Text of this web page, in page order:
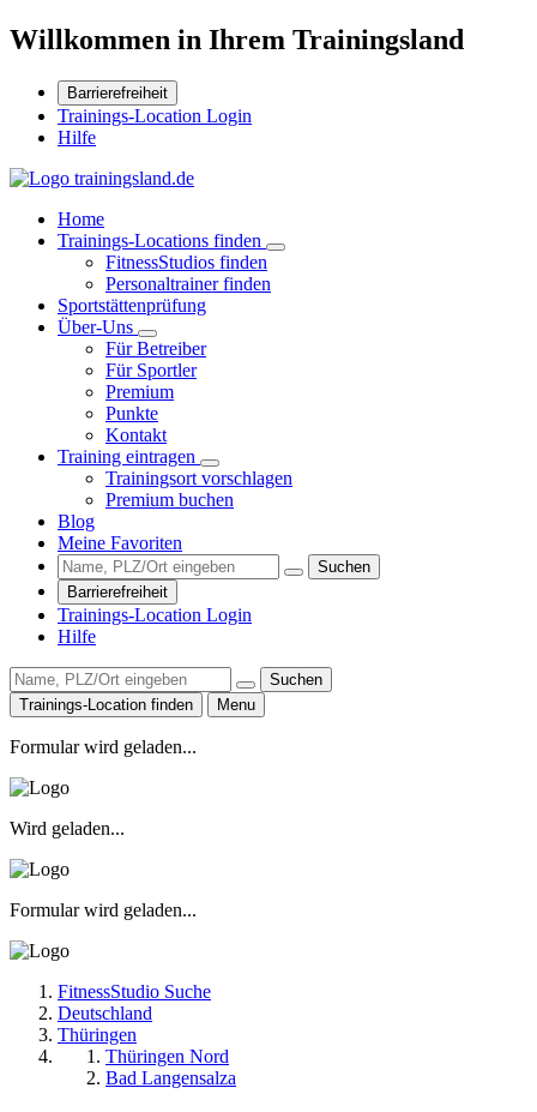
Willkommen in Ihrem Trainingsland
Barrierefreiheit
Trainings-Location Login
Hilfe
Home
Trainings-Locations finden
FitnessStudios finden
Personaltrainer finden
Sportstättenprüfung
Über-Uns
Für Betreiber
Für Sportler
Premium
Punkte
Kontakt
Training eintragen
Trainingsort vorschlagen
Premium buchen
Blog
Meine Favoriten
Suchen
Barrierefreiheit
Trainings-Location Login
Hilfe
Suchen
Trainings-Location finden
Menu
Formular wird geladen...
Wird geladen...
Formular wird geladen...
FitnessStudio Suche
Deutschland
Thüringen
Thüringen Nord
Bad Langensalza